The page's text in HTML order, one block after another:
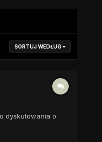
SORTUJ WEDŁUG
dyskutowania o